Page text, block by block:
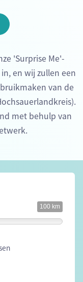
'Surprise Me'-
en wij zullen een
van de
met behulp van
100 km